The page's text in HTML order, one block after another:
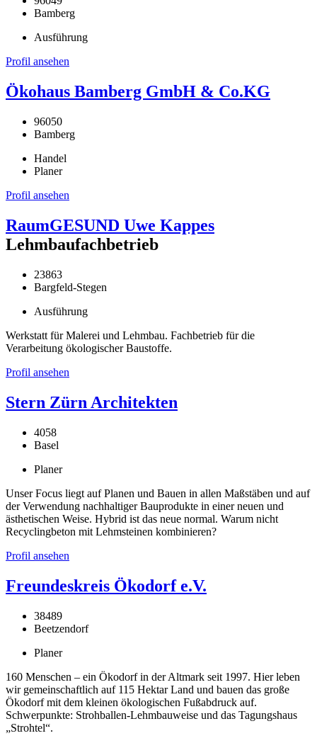
Bamberg
Ausführung
Profil ansehen
Ökohaus Bamberg GmbH & Co.KG
96050
Bamberg
Handel
Planer
Profil ansehen
RaumGESUND Uwe Kappes
Lehmbaufachbetrieb
23863
Bargfeld-Stegen
Ausführung
Werkstatt für Malerei und Lehmbau. Fachbetrieb für die
Verarbeitung ökologischer Baustoffe.
Profil ansehen
Stern Zürn Architekten
4058
Basel
Planer
Unser Focus liegt auf Planen und Bauen in allen Maßstäben und auf
der Verwendung nachhaltiger Bauprodukte in einer neuen und
ästhetischen Weise. Hybrid ist das neue normal. Warum nicht
Recyclingbeton mit Lehmsteinen kombinieren?
Profil ansehen
Freundeskreis Ökodorf e.V.
38489
Beetzendorf
Planer
160 Menschen – ein Ökodorf in der Altmark seit 1997. Hier leben
wir gemeinschaftlich auf 115 Hektar Land und bauen das große
Ökodorf mit dem kleinen ökologischen Fußabdruck auf.
Schwerpunkte: Strohballen-Lehmbauweise und das Tagungshaus
„Strohtel“.